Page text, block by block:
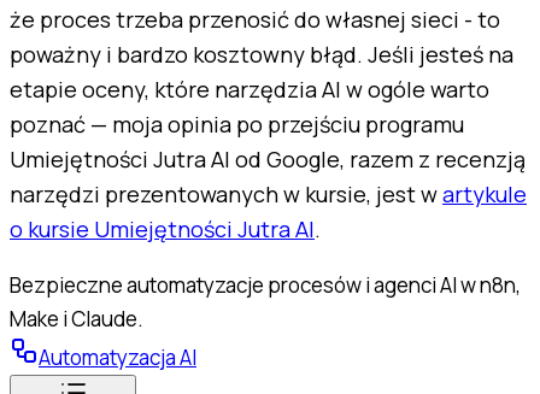
że proces trzeba przenosić do własnej sieci - to
poważny i bardzo kosztowny błąd. Jeśli jesteś na
etapie oceny, które narzędzia AI w ogóle warto
poznać — moja opinia po przejściu programu
Umiejętności Jutra AI od Google, razem z recenzją
narzędzi prezentowanych w kursie, jest wartykule
o kursie Umiejętności Jutra AI.
Bezpieczne automatyzacje procesów i agenci AI w n8n,
Make i Claude.
Automatyzacja AI